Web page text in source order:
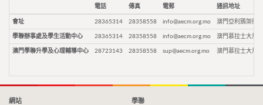
電話 傳真 電郵 通訊地址
會址 28365314 28358558 info@aecm.org.mo 澳門亞利鴉架街9
學聯辦事處及學生活動中心 28365314 28358558 info@aecm.org.mo 澳門慕拉士大馬
澳門學聯升學及心理輔導中心 28723143 28358558 sup@aecm.org.mo 澳門慕拉士大馬
網站 學聯